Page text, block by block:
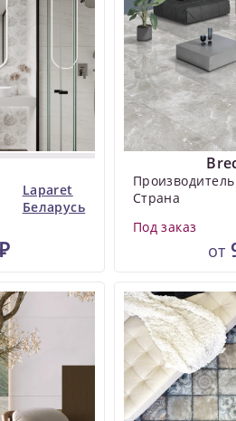
Laparet
Беларусь
Производитель
Страна
Под заказ
от